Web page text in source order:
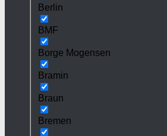
Berlin
BMF
Borge Mogensen
Bramin
Braun
Bremen